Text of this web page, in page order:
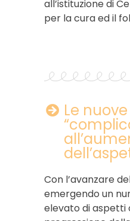
all’istituzione di
per la cura ed il
Le nuove
Con l’avanzare
emergendo un
elevato di aspetti